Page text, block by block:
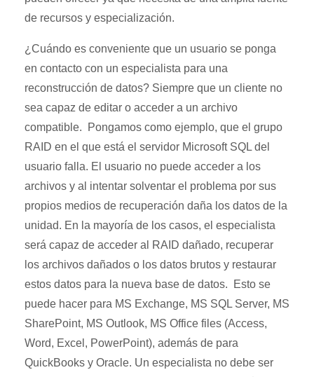
de recursos y especialización.
¿Cuándo es conveniente que un usuario se ponga
en contacto con un especialista para una
reconstrucción de datos? Siempre que un cliente no
sea capaz de editar o acceder a un archivo
compatible. Pongamos como ejemplo, que el grupo
RAID en el que está el servidor Microsoft SQL del
usuario falla. El usuario no puede acceder a los
archivos y al intentar solventar el problema por sus
propios medios de recuperación daña los datos de la
unidad. En la mayoría de los casos, el especialista
será capaz de acceder al RAID dañado, recuperar
los archivos dañados o los datos brutos y restaurar
estos datos para la nueva base de datos. Esto se
puede hacer para MS Exchange, MS SQL Server, MS
SharePoint, MS Outlook, MS Office files (Access,
Word, Excel, PowerPoint), además de para
QuickBooks y Oracle. Un especialista no debe ser